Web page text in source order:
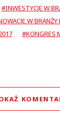
#INWESTYCJE W
W BRANŻY
#KONGRES